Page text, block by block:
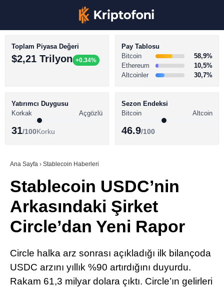
Youtube
TikTok
Pinterest
LinkedIn
BİTCOİN HABERLERİ
ALTCOİN HABERLERİ
SÖZLÜK
Toplam Piyasa Değeri
$2,21 Trilyon +0.34%
Pay Tablosu
Bitcoin
58,9%
Ethereum
10,5%
Altcoinler
30,7%
Yatırımcı Duygusu
Korkak
Açgözlü
31/100Korku
Sezon Endeksi
Bitcoin
Altcoin
46.9/100
Ana Sayfa › Stablecoin Haberleri
Stablecoin USDC’nin
Arkasındaki Şirket
Circle’dan Yeni Rapor
Circle halka arz sonrası açıkladığı ilk bilançoda
USDC arzını yıllık %90 artırdığını duyurdu.
Rakam 61,3 milyar dolara çıktı. Circle’ın gelirleri